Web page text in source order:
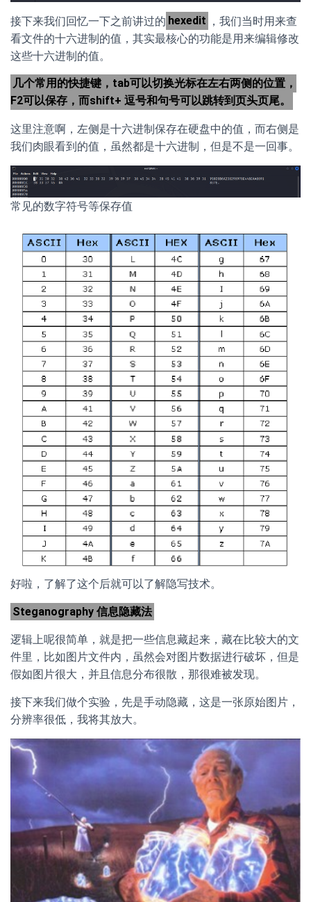
接下来我们回忆一下之前讲过的 hexedit ，我们当时用来查
看文件的十六进制的值，其实最核心的功能是用来编辑修改
这些十六进制的值。
几个常用的快捷键，tab可以切换光标在左右两侧的位置，
F2可以保存，而shift+ 逗号和句号可以跳转到页头页尾。
这里注意啊，左侧是十六进制保存在硬盘中的值，而右侧是
我们肉眼看到的值，虽然都是十六进制，但是不是一回事。
常见的数字符号等保存值
好啦，了解了这个后就可以了解隐写技术。
Steganography 信息隐藏法
逻辑上呢很简单，就是把一些信息藏起来，藏在比较大的文
件里，比如图片文件内，虽然会对图片数据进行破坏，但是
假如图片很大，并且信息分布很散，那很难被发现。
接下来我们做个实验，先是手动隐藏，这是一张原始图片，
分辨率很低，我将其放大。